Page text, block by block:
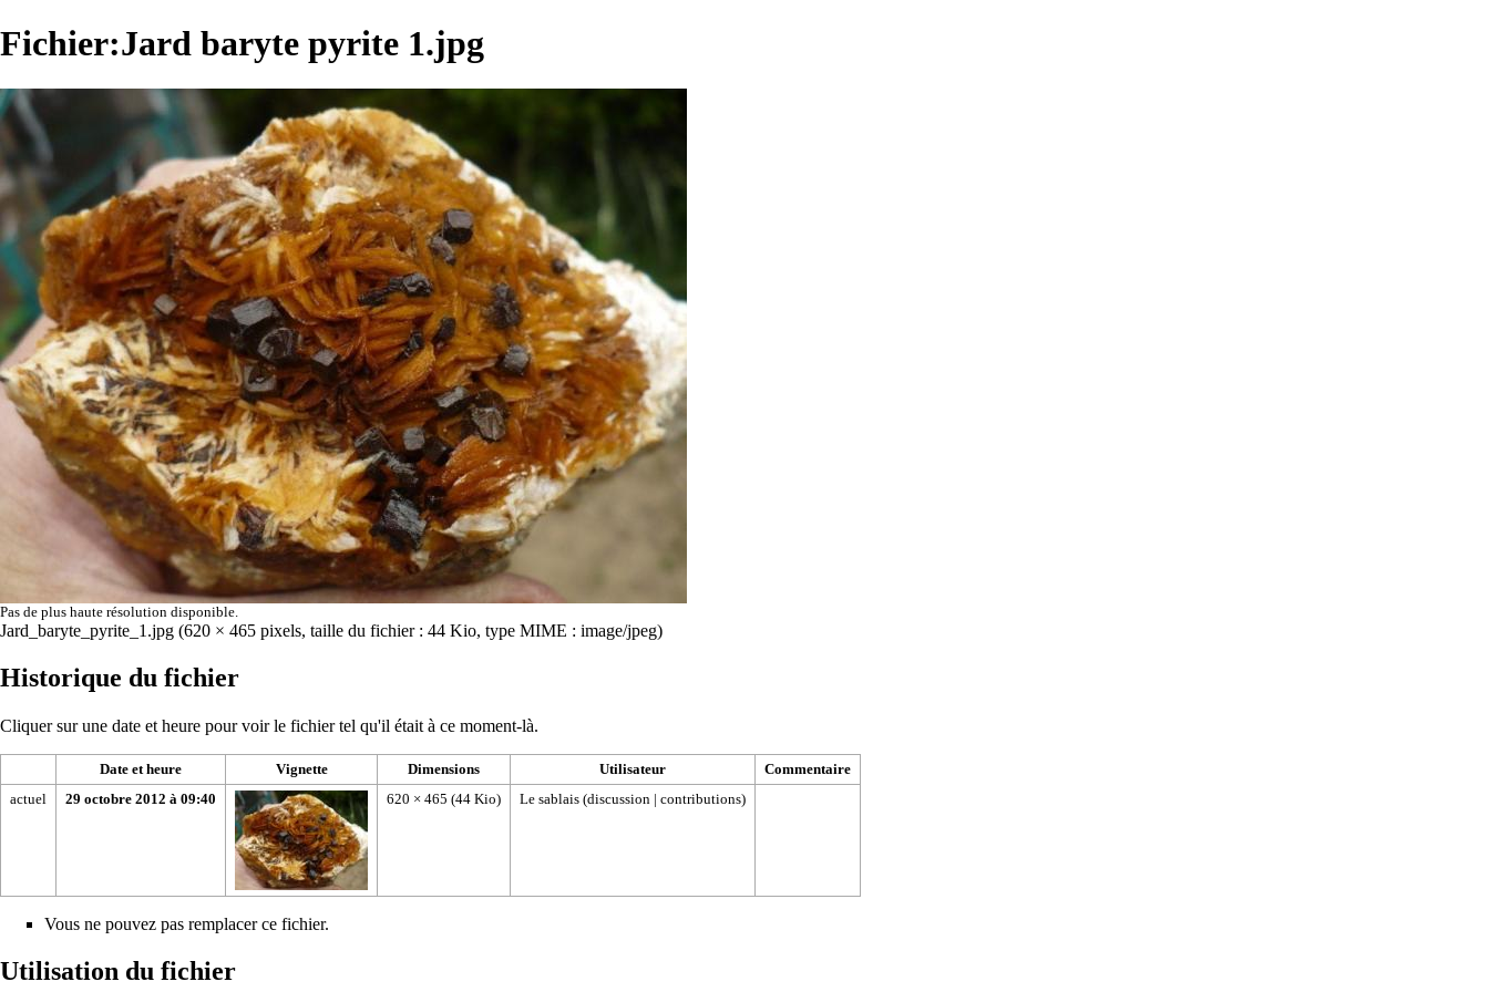
Fichier:Jard baryte pyrite 1.jpg
Pas de plus haute résolution disponible.
Jard_baryte_pyrite_1.jpg (620 × 465 pixels, taille du fichier : 44 Kio, type MIME : image/jpeg)
Historique du fichier
Cliquer sur une date et heure pour voir le fichier tel qu'il était à ce moment-là.
Date et heure Vignette Dimensions Utilisateur
Commentaire
actuel
29 octobre 2012 à 09:40 620 × 465 (44 Kio) Le sablais (discussion | contributions)
Vous ne pouvez pas remplacer ce fichier.
Utilisation du fichier